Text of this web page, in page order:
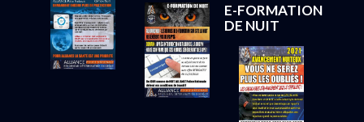
E-FORMATION
DE NUIT